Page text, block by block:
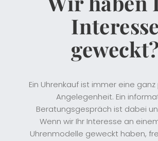
Interesse
geweckt?
Ein Uhrenkauf ist immer eine
Angelegenheit. Ein
Beratungsgespräch ist dabei
Wenn wir Ihr Interesse an
Uhrenmodelle geweckt haben,